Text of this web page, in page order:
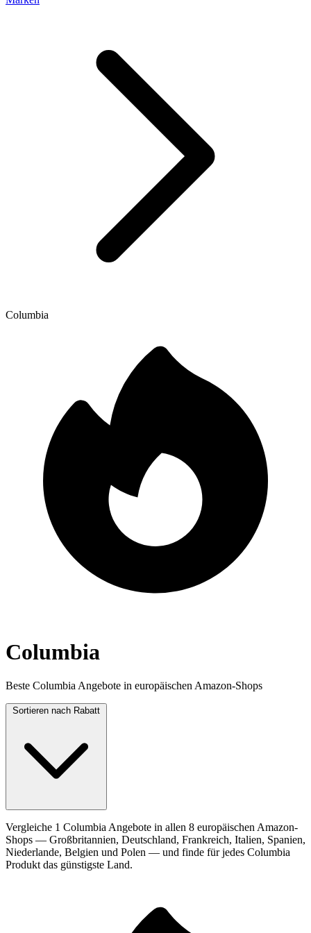
Columbia
Columbia
Beste Columbia Angebote in europäischen Amazon-Shops
Sortieren nach Rabatt
Vergleiche 1 Columbia Angebote in allen 8 europäischen Amazon-
Shops — Großbritannien, Deutschland, Frankreich, Italien, Spanien,
Niederlande, Belgien und Polen — und finde für jedes Columbia
Produkt das günstigste Land.